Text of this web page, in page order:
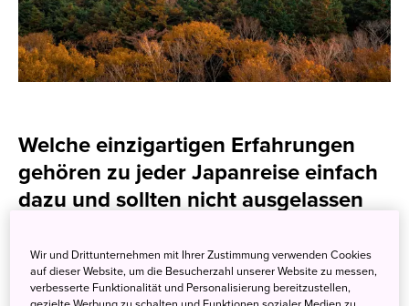
Welche einzigartigen Erfahrungen
gehören zu jeder Japanreise einfach
dazu und sollten nicht ausgelassen
In beeindruckenden Fotos und kurzen Videoclips werden
Orte, Sehenswürdigkeiten und Aktivitäten vorgestellt, die
Wir und Drittunternehmen mit Ihrer Zustimmung verwenden Cookies
auf dieser Website, um die Besucherzahl unserer Website zu messen,
verbesserte Funktionalität und Personalisierung bereitzustellen,